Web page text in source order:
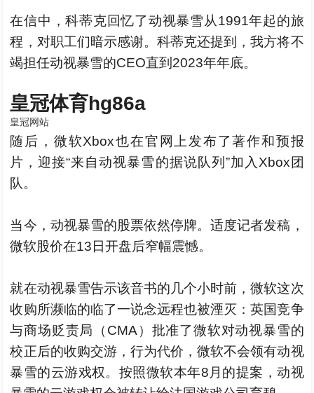
在信中，科蒂克回忆了动视暴雪从1991年起的旅
程，对职工们暗示感谢。科蒂克还提到，我方将不
竭担任动视暴雪的CEO直到2023年年底。
皇冠体育hg86a
皇冠网站
随后，微软Xbox也在官网上发布了著作和预报
片，迎接“来自动视暴雪的据说队列”加入Xbox团
队。
当今，动视暴雪的股票依然停牌。适度记者发稿，
微软股价在13日开盘后窄幅震憾。
就在动视暴雪告示该音书的几个小时前，微软这次
收购所濒临的临了一说念远程也被湮灭：英国竞争
与商场贬责局（CMA）批准了微软对动视暴雪的
校正后的收购交游，行为代价，微软不会领有动视
暴雪的云游戏权。按照微软本年8月的提案，动视